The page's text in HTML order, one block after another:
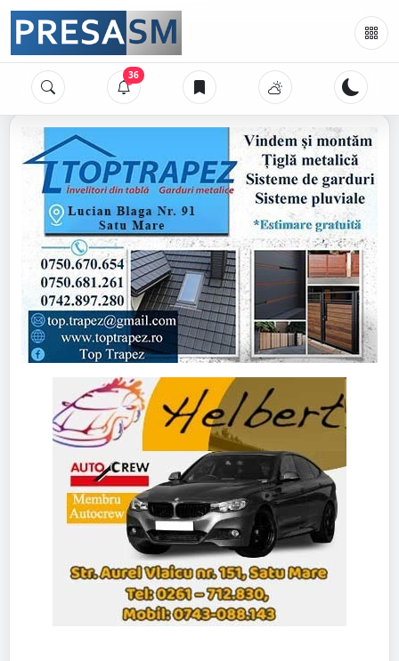
36
Articole noi!
Avem 36 știri noi pentru tine.
Vezi știrile